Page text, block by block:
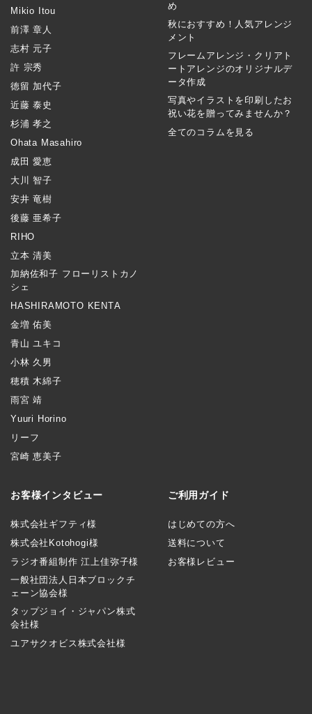
Mikio Itou
前澤 章人
志村 元子
許 宗秀
徳留 加代子
近藤 泰史
杉浦 孝之
Ohata Masahiro
成田 愛恵
大川 智子
安井 竜樹
後藤 亜希子
RIHO
立本 清美
加納佐和子 フローリストカノ
シェ
HASHIRAMOTO KENTA
金増 佑美
青山 ユキコ
小林 久男
穂積 木綿子
雨宮 靖
Yuuri Horino
リーフ
宮崎 恵美子
め
秋におすすめ！人気アレンジ
メント
フレームアレンジ・クリアト
ートアレンジのオリジナルデ
ータ作成
写真やイラストを印刷したお
祝い花を贈ってみませんか？
全てのコラムを見る
お客様インタビュー
株式会社ギフティ様
株式会社Kotohogi様
ラジオ番組制作 江上佳弥子様
一般社団法人日本ブロックチ
ェーン協会様
タップジョイ・ジャパン株式
会社様
ユアサクオビス株式会社様
ご利用ガイド
はじめての方へ
送料について
お客様レビュー